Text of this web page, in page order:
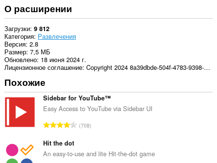
О расширении
Загрузки 9 812
Категория Развлечения
Версия 2.8
Размер 7,5 МБ
Обновлено 18 июня 2024 г.
Лицензионное соглашение
Copyright 2024 8a39dbde-504f-4783-9398-a6442faa3b1e
Похожие
Sidebar for YouTube™
Easy Access to YouTube via Sidebar UI
В
г
708
Hit the dot
An easy-to-use and lite Hit-the-dot game